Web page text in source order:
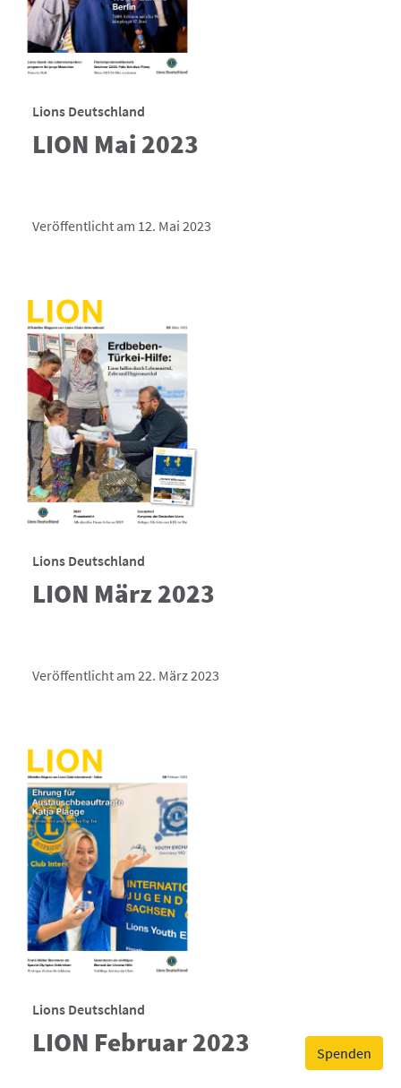
Spenden
Lions Deutschland
LION Mai 2023
Veröffentlicht am 12. Mai 2023
Lions Deutschland
LION März 2023
Veröffentlicht am 22. März 2023
Lions Deutschland
LION Februar 2023